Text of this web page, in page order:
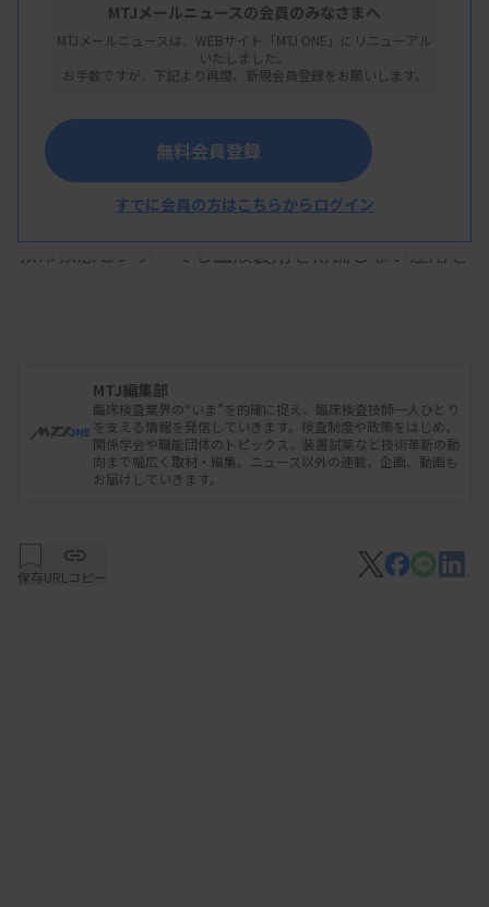
と述べた。
同院では1978年に独立した輸血部門として血液治
査技師などから構成され、一元管理と、血液製剤払
い出し後の取り扱いに関する院内ルールを徹底し、
不適正管理や患者取り違えを防止している。
救命救急センターでも血液製剤を常備しない運用を
ターから現場へ血液製剤を持って行く超緊急運用を
始めた。加塩氏は「臨床検査技師が現場に赴くこと
で、輸血前検体の採取などについて助言し、より迅
速な血液製剤の払い出しに貢献できている」と話し
愛媛大学医学部附属病院輸血細胞治療部の岡本康二
MTJメールニュースの会員のみなさまへ
MTJメールニュースは、WEBサイト「MTJ ONE」にリニューアル
いたしました。
お手数ですが、下記より再度、新規会員登録をお願いします。
無料会員登録
すでに会員の方はこちらからログイン
MTJ編集部
臨床検査業界の“いま”を的確に捉え、臨床検査技師一人ひとり
を支える情報を発信していきます。検査制度や政策をはじめ、
関係学会や職能団体のトピックス、装置試薬など技術革新の動
向まで幅広く取材・編集。ニュース以外の連載、企画、動画も
お届けしていきます。
保存URLコピー